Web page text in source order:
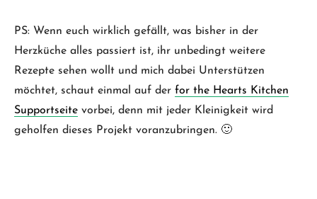
PS: Wenn euch wirklich gefällt, was bisher in der
Herzküche alles passiert ist, ihr unbedingt weitere
Rezepte sehen wollt und mich dabei Unterstützen
möchtet, schaut einmal auf der for the Hearts Kitchen
Supportseite vorbei, denn mit jeder Kleinigkeit wird
geholfen dieses Projekt voranzubringen. 🙂